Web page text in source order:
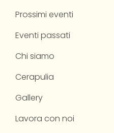
Prossimi eventi
Eventi passati
Chi siamo
Cerapulia
Gallery
Lavora con noi